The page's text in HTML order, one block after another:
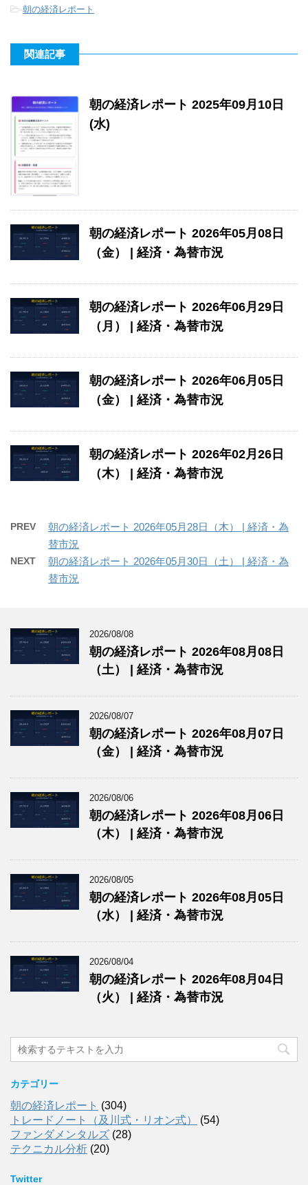
-朝の経済レポート
関連記事
朝の経済レポート 2025年09月10日
(水)
朝の経済レポート 2026年05月08日
（金） | 経済・為替市況
朝の経済レポート 2026年06月29日
（月） | 経済・為替市況
朝の経済レポート 2026年06月05日
（金） | 経済・為替市況
朝の経済レポート 2026年02月26日
（木） | 経済・為替市況
PREV
朝の経済レポート 2026年05月28日（木） | 経済・為
替市況
NEXT
朝の経済レポート 2026年05月30日（土） | 経済・為
替市況
2026/08/08
朝の経済レポート 2026年08月08日
（土） | 経済・為替市況
2026/08/07
朝の経済レポート 2026年08月07日
（金） | 経済・為替市況
2026/08/06
朝の経済レポート 2026年08月06日
（木） | 経済・為替市況
2026/08/05
朝の経済レポート 2026年08月05日
（水） | 経済・為替市況
2026/08/04
朝の経済レポート 2026年08月04日
（火） | 経済・為替市況
カテゴリー
朝の経済レポート (304)
トレードノート（及川式・リオン式）
(54)
ファンダメンタルズ (28)
テクニカル分析 (20)
Twitter